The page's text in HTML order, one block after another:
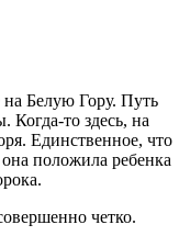
Белую Гору. Путь
Когда-то здесь, на
Единственное, что
положила ребенка
четко.